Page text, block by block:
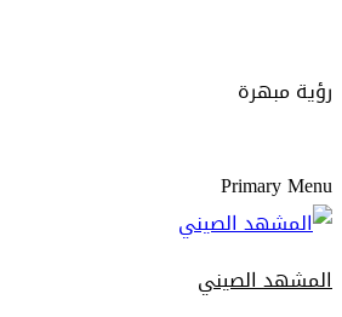
رؤية مبهرة
Primary Menu
المشهد الصيني